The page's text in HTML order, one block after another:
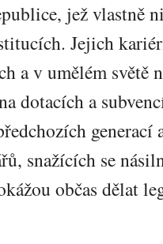
jež vlastně
Jejich
a v umělém světě
dotacích a
generací
snažících se
občas dělat